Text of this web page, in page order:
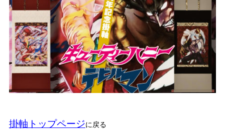
掛軸トップページに戻る